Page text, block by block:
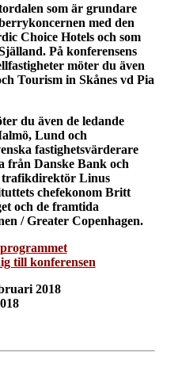
som är grundare
med den
Choice Hotels och som
På konferensens
möter du även
Tourism in Skånes vd Pia
du även de ledande
Lund och
fastighetsvärderare
från Danske Bank och
trafikdirektör Linus
chefekonom Britt
och de framtida
/ Greater Copenhagen.
till konferensen
2018